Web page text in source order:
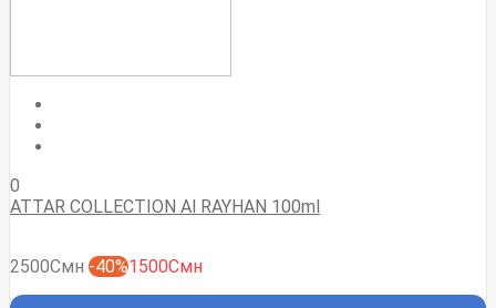
0
ATTAR COLLECTION Al RAYHAN 100ml
2500Смн -40%1500Смн